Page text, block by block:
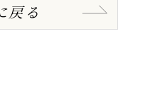
戻る